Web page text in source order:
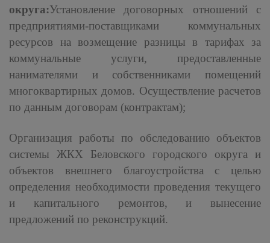
округа:Установление договорных отношений с
предприятиями-поставщиками коммунальных
ресурсов на возмещение разницы в тарифах за
коммунальные услуги, предоставленные
нанимателями и собственниками помещений
многоквартирных домов. Осуществление расчетов
по данным договорам (контрактам);
Организация работы по обследованию объектов
системы ЖКХ Беловского городского округа и
объектов внешнего благоустройства с целью
определения необходимости проведения текущего
и капитального ремонтов, и вынесение
предложений по реконструкций.